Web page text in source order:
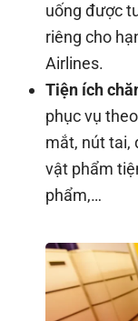
uống được
riêng cho
Airlines.
Tiện ích
phục vụ
mắt, nút tai,
vật phẩm
phẩm,…